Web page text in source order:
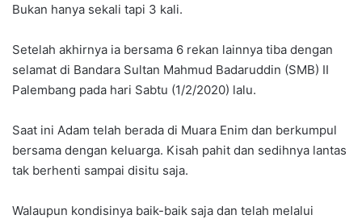
Bukan hanya sekali tapi 3 kali.
Setelah akhirnya ia bersama 6 rekan lainnya tiba dengan
selamat di Bandara Sultan Mahmud Badaruddin (SMB) II
Palembang pada hari Sabtu (1/2/2020) lalu.
Saat ini Adam telah berada di Muara Enim dan berkumpul
bersama dengan keluarga. Kisah pahit dan sedihnya lantas
tak berhenti sampai disitu saja.
Walaupun kondisinya baik-baik saja dan telah melalui